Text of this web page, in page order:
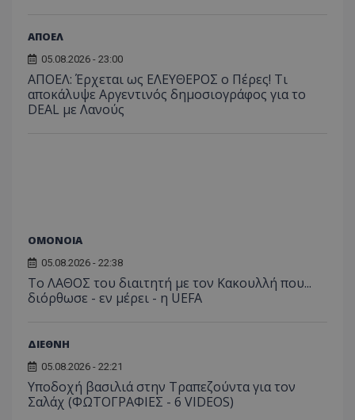
ΑΠΟΕΛ
05.08.2026 - 23:00
ΑΠΟΕΛ: Έρχεται ως ΕΛΕΥΘΕΡΟΣ ο Πέρες! Τι
αποκάλυψε Αργεντινός δημοσιογράφος για το
DEAL με Λανούς
ΟΜΟΝΟΙΑ
05.08.2026 - 22:38
Το ΛΑΘΟΣ του διαιτητή με τον Κακουλλή που...
διόρθωσε - εν μέρει - η UEFA
ΔΙΕΘΝΗ
05.08.2026 - 22:21
Υποδοχή βασιλιά στην Τραπεζούντα για τον
Σαλάχ (ΦΩΤΟΓΡΑΦΙΕΣ - 6 VIDEOS)